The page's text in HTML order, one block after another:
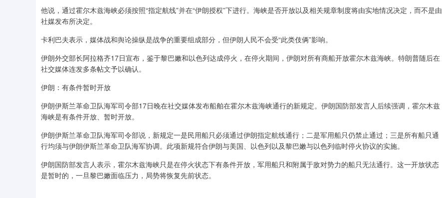
他说，通过霍尔木兹海峡必须按照“指定航线”并在“伊朗授权”下进行。海峡是否开放以及相关规章制度将由实地情况决定，而不是由
社媒发布所决定。
卡利巴夫表示，媒体战和舆论操纵是战争的重要组成部分，但伊朗人民不会受“此类伎俩”影响。
伊朗外交部长阿拉格齐17日宣布，鉴于黎巴嫩和以色列达成停火，在停火期间，伊朗对所有商船开放霍尔木兹海峡。特朗普随后在
社交媒体连发多条帖文予以确认。
伊朗：有条件暂时开放
伊朗伊斯兰革命卫队海军司令部17日晚在社交媒体发布船舶在霍尔木兹海峡通行的新规定。伊朗国防部发言人后续强调，霍尔木兹
海峡是有条件开放、暂时开放。
伊朗伊斯兰革命卫队海军司令部说，新规定一是民用船只必须通过伊朗指定航线通行；二是军用船只仍禁止通过；三是所有船只通
行均须与伊朗伊斯兰革命卫队海军协调。此项新规符合伊朗与美国、以色列以及黎巴嫩与以色列临时停火协议的实施。
伊朗国防部发言人表示，霍尔木兹海峡只是在停火状态下有条件开放，军用船只和附属于敌对势力的船只无法通行。这一开放状态
是暂时的，一旦黎巴嫩面临压力，局势将恢复先前状态。